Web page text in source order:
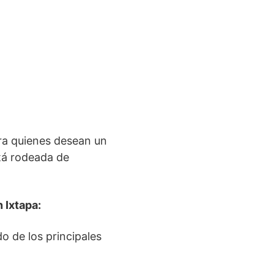
quienes desean un
rodeada de
Ixtapa:
de los principales